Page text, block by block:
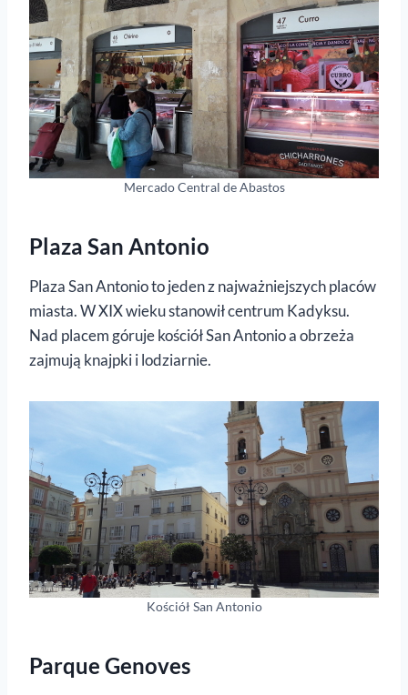
Mercado Central de Abastos
Plaza San Antonio
Plaza San Antonio to jeden z najważniejszych placów
miasta. W XIX wieku stanowił centrum Kadyksu.
Nad placem góruje kościół San Antonio a obrzeża
zajmują knajpki i lodziarnie.
Kościół San Antonio
Parque Genoves